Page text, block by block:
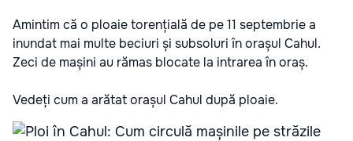
Amintim că o ploaie torențială de pe 11 septembrie a
inundat mai multe beciuri și subsoluri în orașul Cahul.
Zeci de mașini au rămas blocate la intrarea în oraș.
Vedeți cum a arătat orașul Cahul după ploaie.